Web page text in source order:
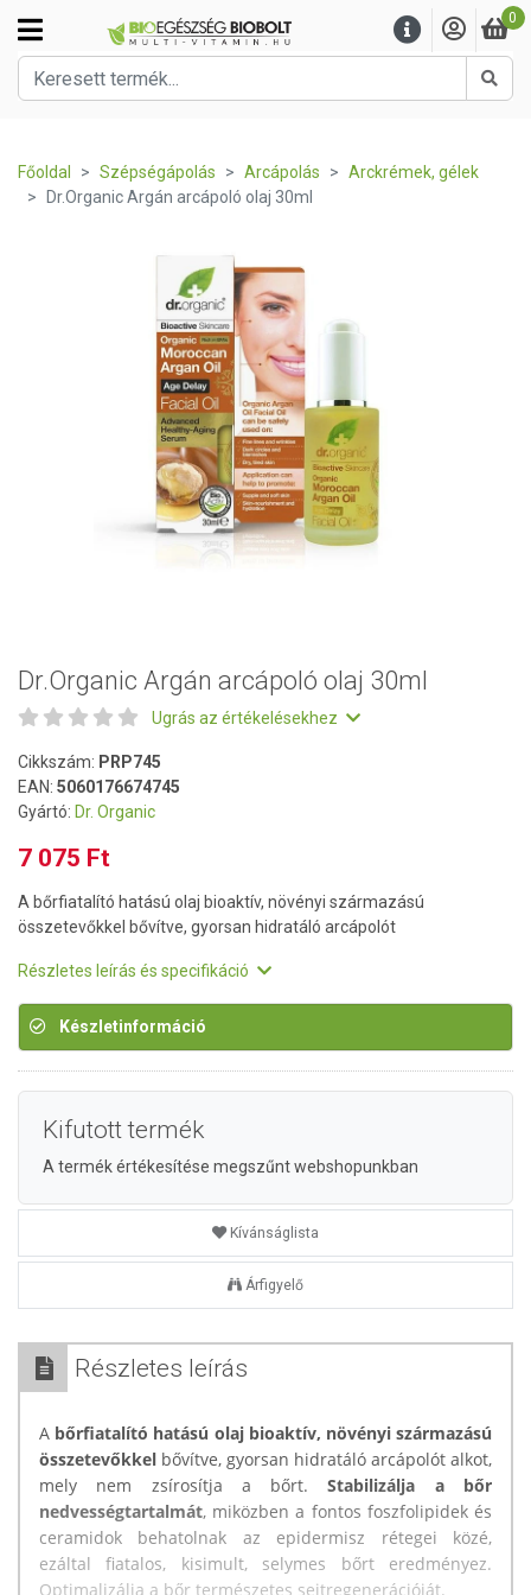
0
Főoldal Szépségápolás Arcápolás
Arckrémek, gélek
Dr.Organic Argán arcápoló olaj 30ml
Dr.Organic Argán arcápoló olaj 30ml
Ugrás az értékelésekhez
Cikkszám: PRP745
EAN: 5060176674745
Gyártó: Dr. Organic
7 075 Ft
A bőrfiatalító hatású olaj bioaktív, növényi származású
összetevőkkel bővítve, gyorsan hidratáló arcápolót
Részletes leírás és specifikáció
Készletinformáció
Kifutott termék
A termék értékesítése megszűnt webshopunkban
Kívánságlista
Árfigyelő
Részletes leírás
A bőrfiatalító hatású olaj bioaktív, növényi származású
összetevőkkel bővítve, gyorsan hidratáló arcápolót alkot,
mely nem zsírosítja a bőrt.Stabilizálja a bőr
nedvességtartalmát, miközben a fontos foszfolipidek és
ceramidok behatolnak az epidermisz rétegei közé,
ezáltal fiatalos, kisimult, selymes bőrt eredményez.
Optimalizálja a bőr természetes sejtregenerációját.